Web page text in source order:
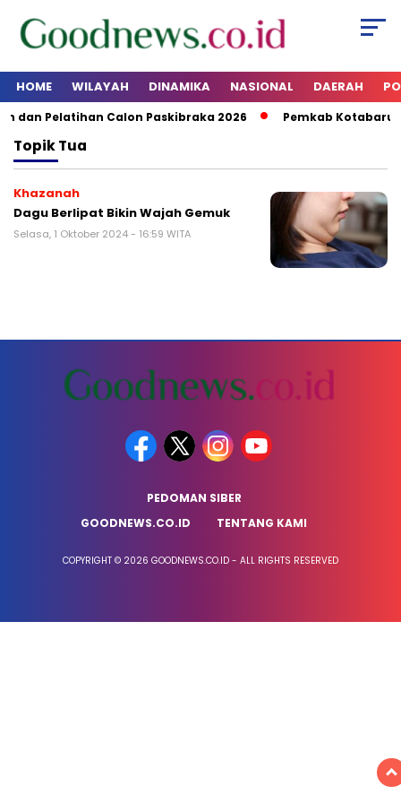
HOME WILAYAH DINAMIKA NASIONAL DAERAH
dan Pelatihan Calon Paskibraka 2026 Pemkab Kotabaru
TopikTua
Khazanah
Dagu Berlipat Bikin Wajah Gemuk
Selasa, 1 Oktober 2024 - 16:59 WITA
PEDOMAN SIBER
GOODNEWS.CO.ID
TENTANG KAMI
COPYRIGHT © 2026 GOODNEWS.CO.ID - ALL RIGHTS RESERVED